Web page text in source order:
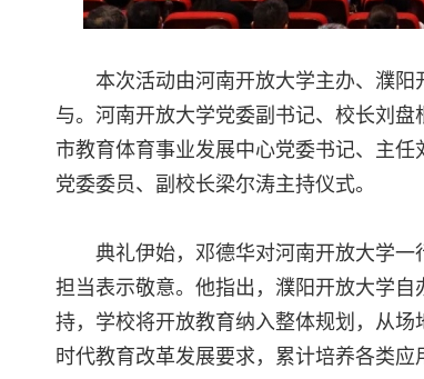
本次活动由河南开放大学主办、濮
与。河南开放大学党委副书记、校长刘盘
市教育体育事业发展中心党委书记、主
党委委员、副校长梁尔涛主持仪式。
典礼伊始，邓德华对河南开放大学
担当表示敬意。他指出，濮阳开放大学
持，学校将开放教育纳入整体规划，从
时代教育改革发展要求，累计培养各类